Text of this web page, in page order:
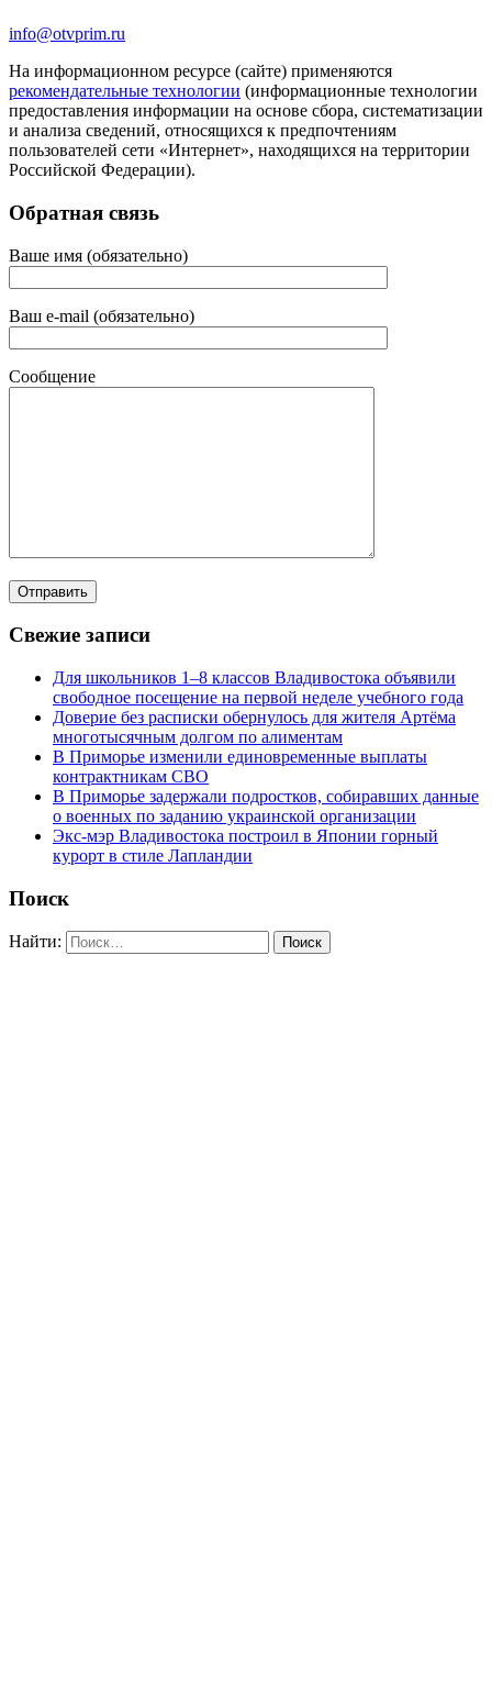
info@otvprim.ru
На информационном ресурсе (сайте) применяются
рекомендательные технологии (информационные технологии
предоставления информации на основе сбора, систематизации
и анализа сведений, относящихся к предпочтениям
пользователей сети «Интернет», находящихся на территории
Российской Федерации).
Обратная связь
Ваше имя (обязательно)
Ваш e-mail (обязательно)
Сообщение
Свежие записи
Для школьников 1–8 классов Владивостока объявили
свободное посещение на первой неделе учебного года
Доверие без расписки обернулось для жителя Артёма
многотысячным долгом по алиментам
В Приморье изменили единовременные выплаты
контрактникам СВО
В Приморье задержали подростков, собиравших данные
о военных по заданию украинской организации
Экс-мэр Владивостока построил в Японии горный
курорт в стиле Лапландии
Поиск
Найти: